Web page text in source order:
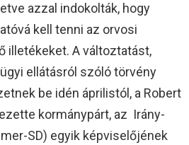
azzal indokolták, hogy
kell tenni az orvosi
illetékeket. A változtatást,
ellátásról szóló törvény
be idén áprilistól, a Robert
kormánypárt, az Irány-
SD) egyik képviselőjének